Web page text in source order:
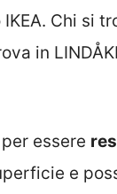
Chi si
in
essere
e